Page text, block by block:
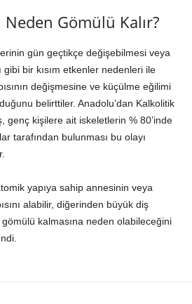
Gömülü Kalır?
gün geçtikçe değişebilmesi veya
bir kısım etkenler nedenleri ile
değişmesine ve küçülme eğilimi
belirttiler. Anadolu’dan Kalkolitik
genç kişilere ait iskeletlerin % 80’inde
tarafından bulunması bu olayı
yapıya sahip annesinin veya
alabilir, diğerinden büyük diş
gömülü kalmasına neden olabileceğini